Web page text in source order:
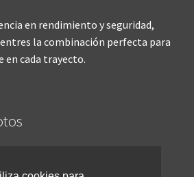
en rendimiento y seguridad,
la combinación perfecta para
cada trayecto.